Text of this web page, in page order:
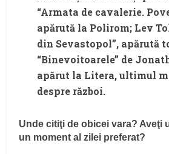
“Armata de cavalerie.
apărută la Polirom; Lev
din Sevastopol”, apărută
“Binevoitoarele” de
apărut la Litera, ultimul
despre război.
Unde citiţi de obicei vara? Aveţi
un moment al zilei preferat?